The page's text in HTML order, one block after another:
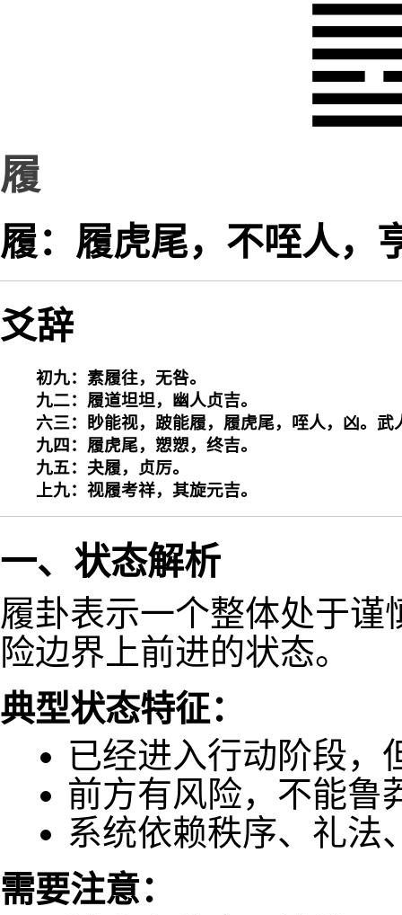
履
履：履虎尾，不咥人，
爻辞
初九：素履往，无咎。
九二：履道坦坦，幽人贞吉。
六三：眇能视，跛能履，履虎尾，咥人，凶。武
九四：履虎尾，愬愬，终吉。
九五：夬履，贞厉。
上九：视履考祥，其旋元吉。
一、状态解析
履卦表示一个整体处于
险边界上前进的状态。
典型状态特征：
已经进入行动阶段，
前方有风险，不能鲁
系统依赖秩序、礼法
需要注意：